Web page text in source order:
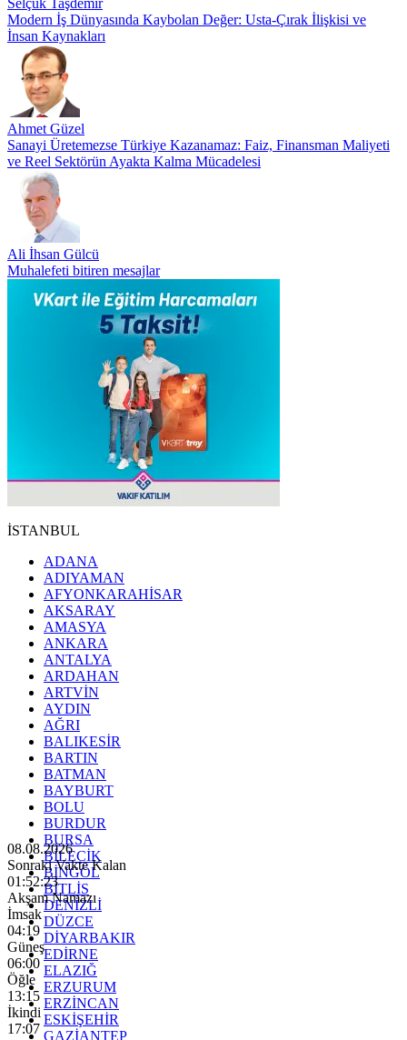
Modern İş Dünyasında Kaybolan Değer: Usta-Çırak İlişkisi ve
İnsan Kaynakları
Ahmet Güzel
Sanayi Üretemezse Türkiye Kazanamaz: Faiz, Finansman Maliyeti
ve Reel Sektörün Ayakta Kalma Mücadelesi
Ali İhsan Gülcü
Muhalefeti bitiren mesajlar
İSTANBUL
ADANA
ADIYAMAN
AFYONKARAHİSAR
AKSARAY
AMASYA
ANKARA
ANTALYA
ARDAHAN
ARTVİN
AYDIN
AĞRI
BALIKESİR
BARTIN
BATMAN
BAYBURT
BOLU
BURDUR
BURSA
BİLECİK
BİNGÖL
BİTLİS
DENİZLİ
DÜZCE
DİYARBAKIR
EDİRNE
ELAZIĞ
ERZURUM
ERZİNCAN
ESKİŞEHİR
GAZİANTEP
08.08.2026
Sonraki Vakte Kalan
01:52:22
Akşam Namazı
İmsak
04:19
Güneş
06:00
Öğle
13:15
İkindi
17:07